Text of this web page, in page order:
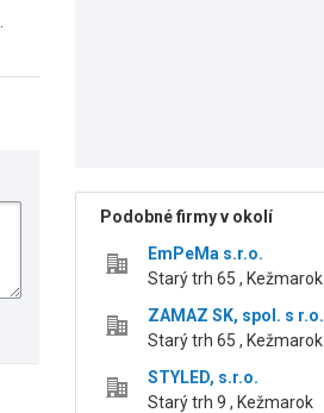
Podobné firmy v okolí
EmPeMa s.r.o.
Starý trh 65 , Kežmarok
ZAMAZ SK, spol. s r.o.
Starý trh 65 , Kežmarok
STYLED, s.r.o.
Starý trh 9 , Kežmarok